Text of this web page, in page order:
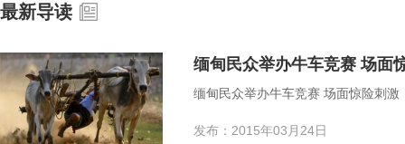
最新导读
缅甸民众举办牛车竞赛 场面
缅甸民众举办牛车竞赛 场面惊险刺激
发布：2015年03月24日